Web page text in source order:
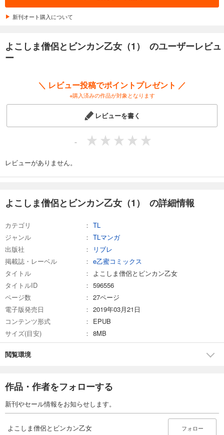
新刊オート購入について
よこしま僧侶とビンカン乙女（1） のユーザーレビュ
ー
＼ レビュー投稿でポイントプレゼント ／
※購入済みの作品が対象となります
レビューを書く
-
レビューがありません。
よこしま僧侶とビンカン乙女（1） の詳細情報
カテゴリ
TL
ジャンル
TLマンガ
出版社
リブレ
掲載誌・レーベル
e乙蜜コミックス
タイトル
よこしま僧侶とビンカン乙女
タイトルID
596556
ページ数
27ページ
電子版発売日
2019年03月21日
コンテンツ形式
EPUB
サイズ(目安)
8MB
閲覧環境
作品・作者をフォローする
新刊やセール情報をお知らせします。
よこしま僧侶とビンカン乙女 フォロー